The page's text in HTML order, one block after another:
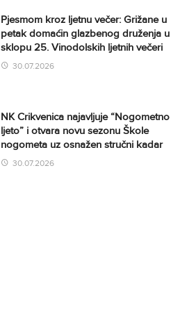
Pjesmom kroz ljetnu večer: Grižane u
petak domaćin glazbenog druženja u
sklopu 25. Vinodolskih ljetnih večeri
30.07.2026
NK Crikvenica najavljuje “Nogometno
ljeto” i otvara novu sezonu Škole
nogometa uz osnažen stručni kadar
30.07.2026